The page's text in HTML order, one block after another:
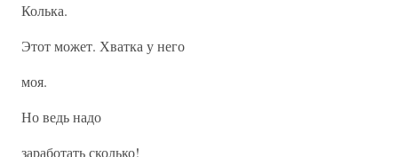
Колька.
Этот может. Хватка у него
моя.
Но ведь надо
заработать сколько!